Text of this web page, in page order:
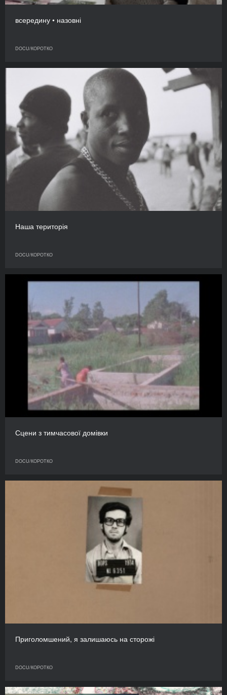
всередину • назовні
DOCU/КОРОТКО
Наша територія
DOCU/КОРОТКО
Сцени з тимчасової домівки
DOCU/КОРОТКО
Приголомшений, я залишаюсь на сторожі
DOCU/КОРОТКО